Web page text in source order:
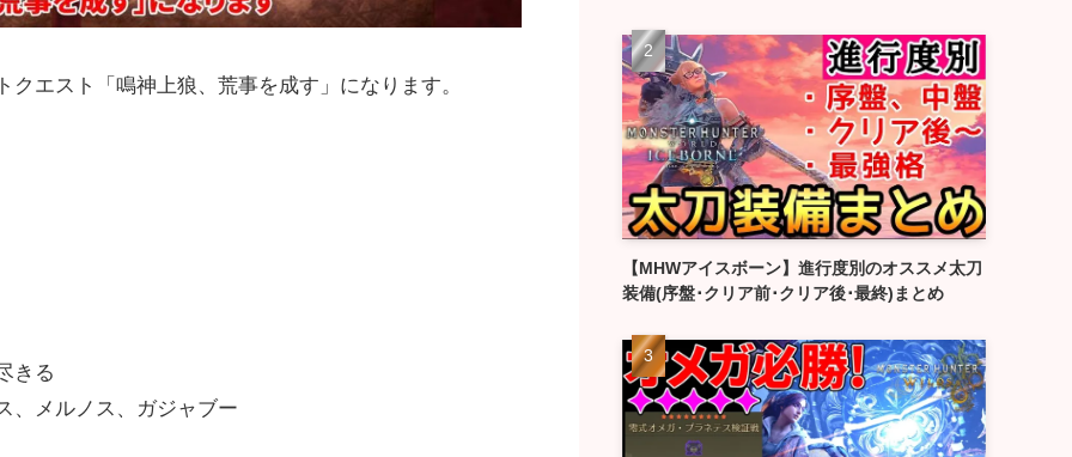
エスト「鳴神上狼、荒事を成す」になります。
きる
、メルノス、ガジャブー
【MHWアイスボーン】進行度別のオススメ太刀
装備(序盤･クリア前･クリア後･最終)まとめ